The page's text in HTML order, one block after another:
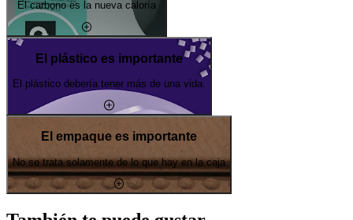
El carbono es la nueva caloría
El plástico es importante
El plástico debería tener más de una vida.
El empaque es importante
No se trata solamente de lo que hay en la caja